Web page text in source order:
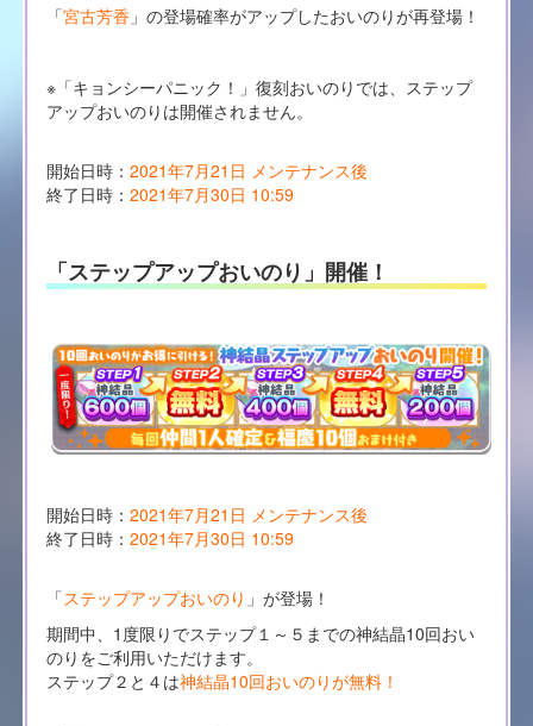
「宮古芳香」の登場確率がアップしたおいのりが再登場！
※「キョンシーパニック！」復刻おいのりでは、ステップ
アップおいのりは開催されません。
開始日時： 2021年7月21日 メンテナンス後
終了日時： 2021年7月30日 10:59
「ステップアップおいのり」開催！
開始日時： 2021年7月21日 メンテナンス後
終了日時： 2021年7月30日 10:59
「ステップアップおいのり 」が登場！
期間中、1度限りでステップ１～５までの神結晶10回おい
のりをご利用いただけます。
ステップ２と４は神結晶10回おいのりが無料！